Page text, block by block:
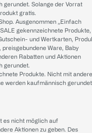
gerundet. Solange der Vorrat
gratis.
Ausgenommen „Einfach
gekennzeichnete Produkte,
und Wertkarten,
preisgebundene Ware, Baby
Rabatten und Aktionen
gerundet.
Produkte. Nicht mit
werden kaufmännisch
es nicht möglich auf
Aktionen zu geben. Des